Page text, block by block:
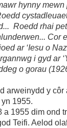
hynny
Roedd rhai
Cor
ar ‘Iesu o
i gyd ar
o gorau
arweinydd y côr
1955.
a 1955 dim ond
Teifi. Aelod